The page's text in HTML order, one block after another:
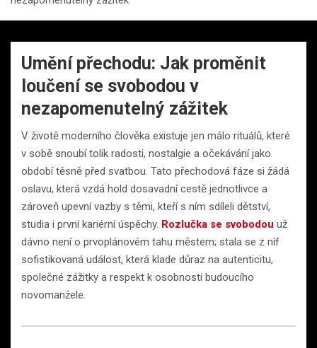
Umění přechodu: Jak proměnit
loučení se svobodou v
nezapomenutelný zážitek
V životě moderního člověka existuje jen málo rituálů, které
v sobě snoubí tolik radosti, nostalgie a očekávání jako
období těsně před svatbou. Tato přechodová fáze si žádá
oslavu, která vzdá hold dosavadní cestě jednotlivce a
zároveň upevní vazby s těmi, kteří s ním sdíleli dětství,
studia i první kariérní úspěchy. Rozlučka se svobodou už
dávno není o prvoplánovém tahu městem; stala se z níf
sofistikovaná událost, která klade důraz na autenticitu,
společné zážitky a respekt k osobnosti budoucího
novomanžele.